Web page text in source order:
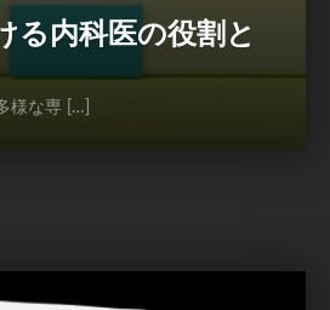
る内科医の役割と
様な専 […]